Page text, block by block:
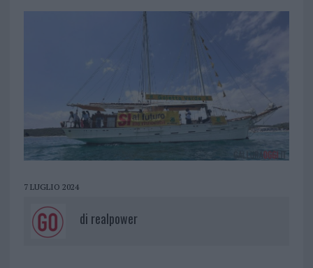
7 LUGLIO 2024
di realpower